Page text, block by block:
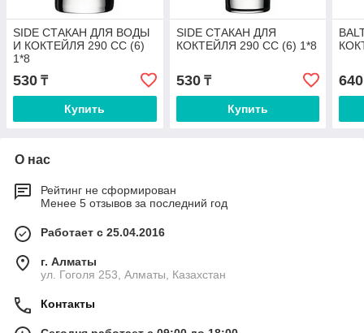
SIDE СТАКАН ДЛЯ ВОДЫ
И КОКТЕЙЛЯ 290 CC (6)
1*8
530 ₸
Купить
SIDE СТАКАН ДЛЯ
КОКТЕЙЛЯ 290 CC (6) 1*8
530₸
Купить
640
О нас
Рейтинг не сформирован
Менее 5 отзывов за последний год
Работает с 25.04.2016
г. Алматы
ул. Гоголя 253, Алматы, Казахстан
Контакты